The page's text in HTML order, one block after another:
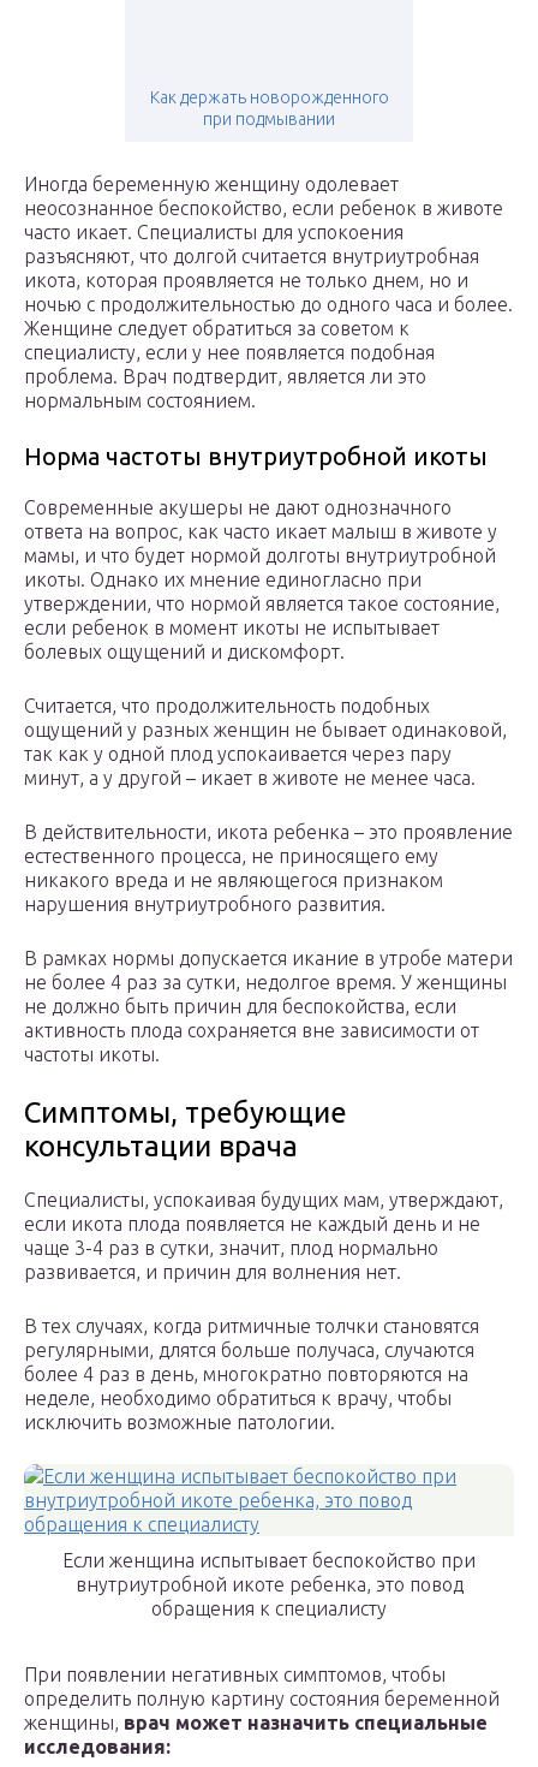
Как держать новорожденного
при подмывании
Иногда беременную женщину одолевает
неосознанное беспокойство, если ребенок в животе
часто икает. Специалисты для успокоения
разъясняют, что долгой считается внутриутробная
икота, которая проявляется не только днем, но и
ночью с продолжительностью до одного часа и более.
Женщине следует обратиться за советом к
специалисту, если у нее появляется подобная
проблема. Врач подтвердит, является ли это
нормальным состоянием.
Норма частоты внутриутробной икоты
Современные акушеры не дают однозначного
ответа на вопрос, как часто икает малыш в животе у
мамы, и что будет нормой долготы внутриутробной
икоты. Однако их мнение единогласно при
утверждении, что нормой является такое состояние,
если ребенок в момент икоты не испытывает
болевых ощущений и дискомфорт.
Считается, что продолжительность подобных
ощущений у разных женщин не бывает одинаковой,
так как у одной плод успокаивается через пару
минут, а у другой – икает в животе не менее часа.
В действительности, икота ребенка – это проявление
естественного процесса, не приносящего ему
никакого вреда и не являющегося признаком
нарушения внутриутробного развития.
В рамках нормы допускается икание в утробе матери
не более 4 раз за сутки, недолгое время. У женщины
не должно быть причин для беспокойства, если
активность плода сохраняется вне зависимости от
частоты икоты.
Симптомы, требующие
консультации врача
Специалисты, успокаивая будущих мам, утверждают,
если икота плода появляется не каждый день и не
чаще 3-4 раз в сутки, значит, плод нормально
развивается, и причин для волнения нет.
В тех случаях, когда ритмичные толчки становятся
регулярными, длятся больше получаса, случаются
более 4 раз в день, многократно повторяются на
неделе, необходимо обратиться к врачу, чтобы
исключить возможные патологии.
Если женщина испытывает беспокойство при
внутриутробной икоте ребенка, это повод
обращения к специалисту
При появлении негативных симптомов, чтобы
определить полную картину состояния беременной
женщины, врач может назначить специальные
исследования: